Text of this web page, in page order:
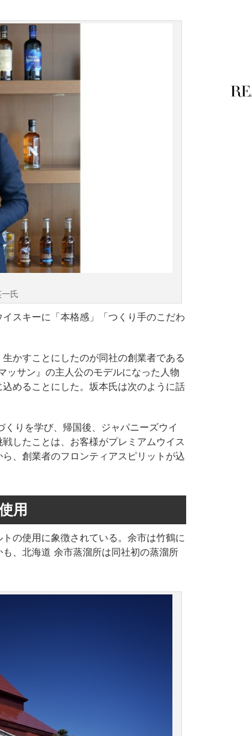
氏
スキーに「本格感」「つくり手のこだわ
かすことにしたのが同社の創業者である
ッサン』の主人公のモデルになった人物
めることにした。坂本氏は次のように話
りを学び、帰国後、ジャパニーズウイ
したことは、お客様がプレミアムウイス
、創業者のフロンティアスピリットが込
用
の使用に象徴されている。余市は竹鶴に
、北海道 余市蒸溜所は同社初の蒸溜所